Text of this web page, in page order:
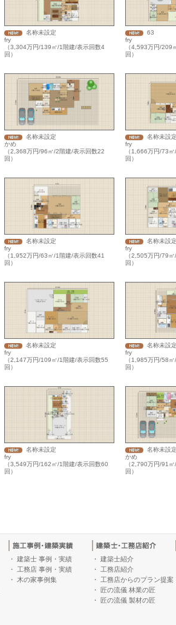
名称未設定
fry
（3,304万円/139㎡/1階建/表示回数4
回）
63
fry
（4,593万円/209
回）
名称未設定
かめ
（2,368万円/96㎡/2階建/表示回数22
回）
名称未設定
fry
（1,666万円/73
回）
名称未設定
fry
（1,952万円/63㎡/1階建/表示回数41
回）
名称未設定
fry
（2,505万円/79
回）
名称未設定
fry
（2,147万円/109㎡/1階建/表示回数55
回）
名称未設定
fry
（1,985万円/58
回）
名称未設定
fry
（3,549万円/162㎡/1階建/表示回数60
回）
名称未設定
かめ
（2,790万円/91
回）
・ 建築士 事例・実績
・
工務店 事例・実績
・
木の家事例集
・ 建築士紹介
・
工務店紹介
・
工務店からのプラン提案
・
匠の流儀 林業の匠
・
匠の流儀 製材の匠